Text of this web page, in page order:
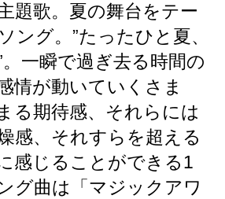
題歌。夏の舞台をテー
ング。”たったひと夏、
一瞬で過ぎ去る時間の
情が動いていくさま
る期待感、それらには
感、それすらを超える
感じることができる1
グ曲は「マジックアワ